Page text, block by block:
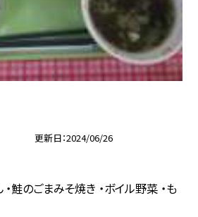
更新日 2024/06/26
・鮭のごまみそ焼き ・ボイル野菜 ・も